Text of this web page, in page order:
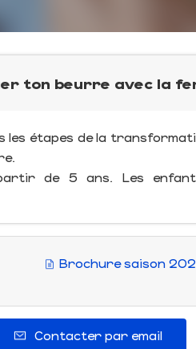
ton beurre avec la
les étapes de la
de 5 ans. Les
Brochure saison
Contacter par email